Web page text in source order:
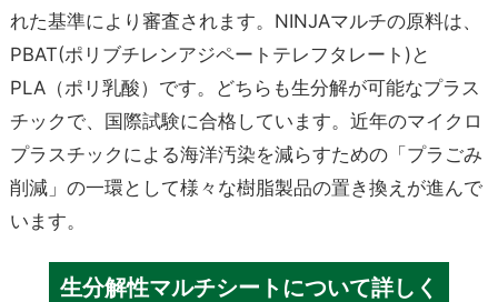
れた基準により審査されます。NINJAマルチの原料は、
PBAT(ポリブチレンアジペートテレフタレート)と
PLA（ポリ乳酸）です。どちらも生分解が可能なプラス
チックで、国際試験に合格しています。近年のマイクロ
プラスチックによる海洋汚染を減らすための「プラごみ
削減」の一環として様々な樹脂製品の置き換えが進んで
います。
生分解性マルチシートについて詳しく